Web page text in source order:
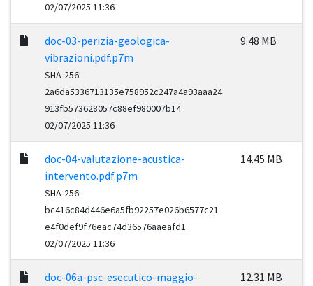
02/07/2025 11:36
doc-03-perizia-geologica-
vibrazioni.pdf.p7m
SHA-256:
2a6da5336713135e758952c247a4a93aaa24
913fb573628057c88ef980007b14
02/07/2025 11:36
9.48 MB
doc-04-valutazione-acustica-
intervento.pdf.p7m
SHA-256:
bc416c84d446e6a5fb92257e026b6577c21
e4f0def9f76eac74d36576aaeafd1
02/07/2025 11:36
14.45 MB
doc-06a-psc-esecutico-maggio-
12.31 MB